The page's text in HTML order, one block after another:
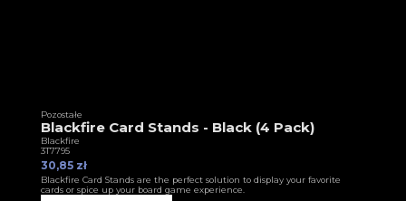
Pozostałe
Blackfire Card Stands - Black (4 Pack)
Blackfire
3T7795
30,85 zł
Blackfire Card Stands are the perfect solution to display your favorite
cards or spice up your board game experience.